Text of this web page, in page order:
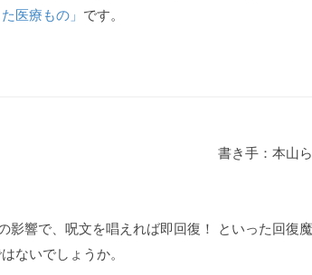
医療もの」 です。
書き手：本山
響で、呪文を唱えれば即回復！ といった回復
ないでしょうか。